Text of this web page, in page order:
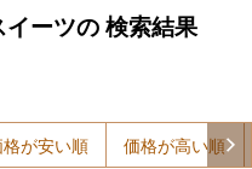
イーツの検索結果
が安い順 価格が高い順